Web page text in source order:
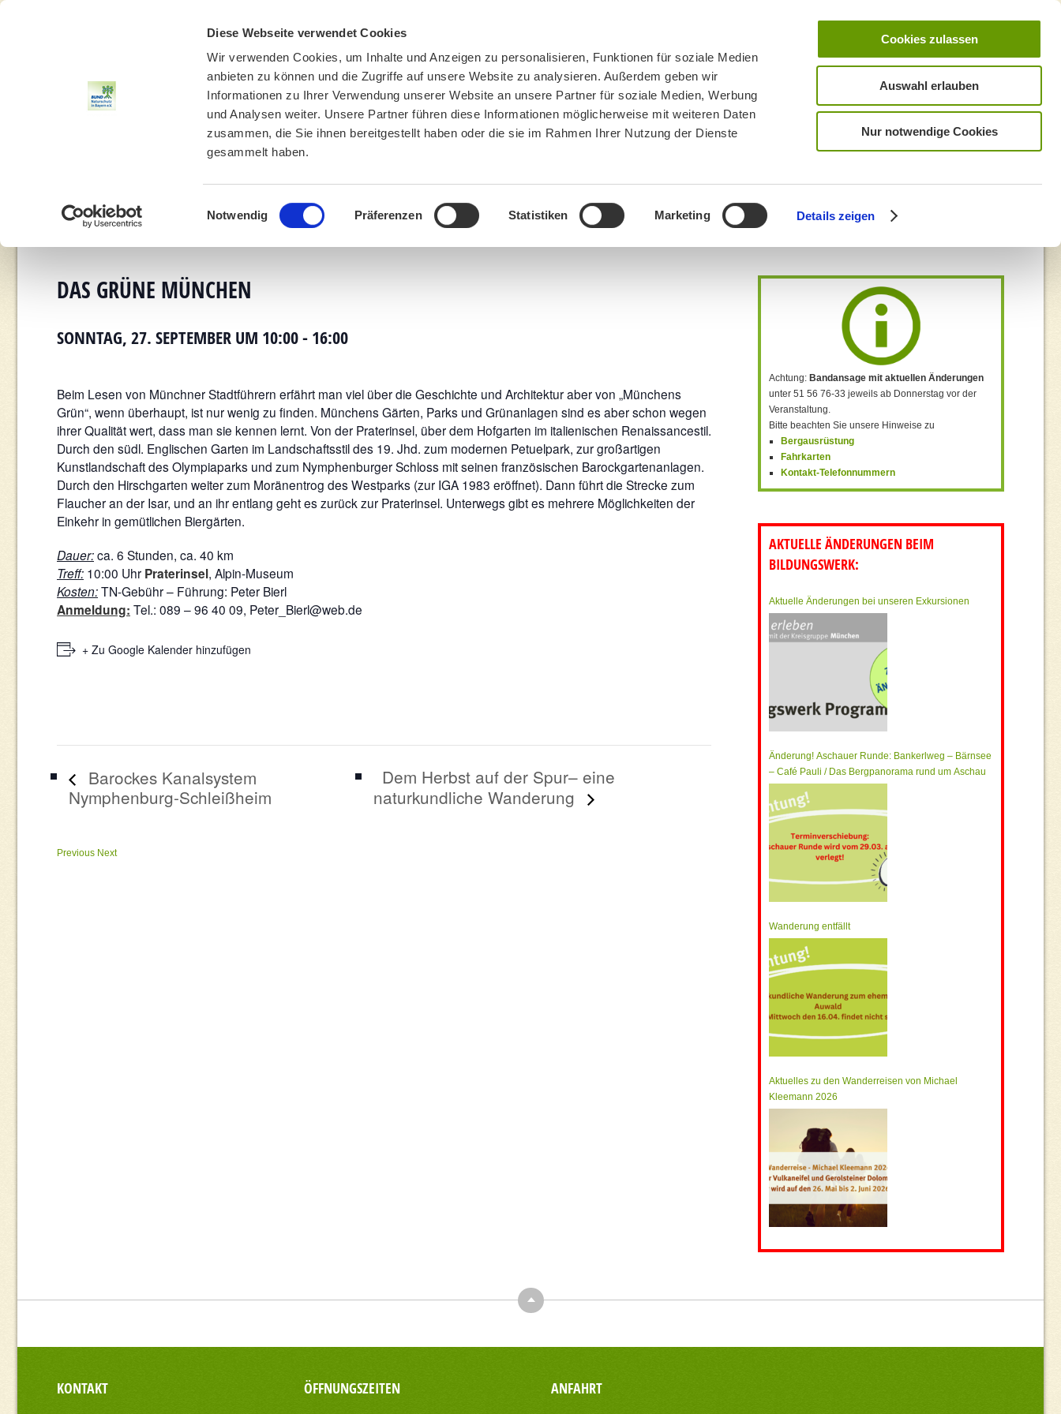
Diese Webseite verwendet Cookies
Wir verwenden Cookies, um Inhalte und Anzeigen zu personalisieren, Funktionen für soziale Medien
anbieten zu können und die Zugriffe auf unsere Website zu analysieren. Außerdem geben wir
Informationen zu Ihrer Verwendung unserer Website an unsere Partner für soziale Medien, Werbung
und Analysen weiter. Unsere Partner führen diese Informationen möglicherweise mit weiteren Daten
zusammen, die Sie ihnen bereitgestellt haben oder die sie im Rahmen Ihrer Nutzung der Dienste
gesammelt haben.
Einwilligungsauswahl
Notwendig Präferenzen Statistiken Marketing Details zeigen
Cookies zulassen
Auswahl erlauben
Nur notwendige Cookies
UMWELTBILDUNG UMWELTBERATUNG BN MÜNCHEN MITMACHEN SPENDEN
You are here: Home Veranstaltungen » Das grüne München
DAS GRÜNE MÜNCHEN
SONNTAG, 27. SEPTEMBER UM 10:00- 16:00
Beim Lesen von Münchner Stadtführern erfährt man viel über die Geschichte und Architektur aber von „Münchens
Grün“, wenn überhaupt, ist nur wenig zu finden. Münchens Gärten, Parks und Grünanlagen sind es aber schon wegen
ihrer Qualität wert, dass man sie kennen lernt. Von der Praterinsel, über dem Hofgarten im italienischen Renaissancestil.
Durch den südl. Englischen Garten im Landschaftsstil des 19. Jhd. zum modernen Petuelpark, zur großartigen
Kunstlandschaft des Olympiaparks und zum Nymphenburger Schloss mit seinen französischen Barockgartenanlagen.
Durch den Hirschgarten weiter zum Moränentrog des Westparks (zur IGA 1983 eröffnet). Dann führt die Strecke zum
Flaucher an der Isar, und an ihr entlang geht es zurück zur Praterinsel. Unterwegs gibt es mehrere Möglichkeiten der
Einkehr in gemütlichen Biergärten.
Dauer:ca. 6 Stunden, ca. 40 km
Treff: 10:00 Uhr Praterinsel, Alpin-Museum
Kosten:TN-Gebühr – Führung: Peter Bierl
Anmeldung: Tel.: 089 – 96 40 09, Peter_Bierl@web.de
+ Zu Google Kalender hinzufügen
Barockes Kanalsystem
Nymphenburg-Schleißheim
Dem Herbst auf der Spur– eine
naturkundliche Wanderung
Previous Next
Achtung: Bandansage mit aktuellen Änderungen
unter 51 56 76-33 jeweils ab Donnerstag vor der
Veranstaltung.
Bitte beachten Sie unsere Hinweise zu
Bergausrüstung
Fahrkarten
Kontakt-Telefonnummern
AKTUELLE ÄNDERUNGEN BEIM
BILDUNGSWERK:
Aktuelle Änderungen bei unseren Exkursionen
Änderung! Aschauer Runde: Bankerlweg – Bärnsee
– Café Pauli / Das Bergpanorama rund um Aschau
Wanderung entfällt
Aktuelles zu den Wanderreisen von Michael
Kleemann 2026
Top
KONTAKT ÖFFNUNGSZEITEN ANFAHRT